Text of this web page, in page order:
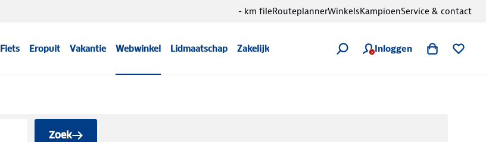
Fiets Eropuit Vakantie Webwinkel Lidmaatschap Zakelijk Inloggen
- km fileRouteplannerWinkelsKampioenService & contact
Zoek